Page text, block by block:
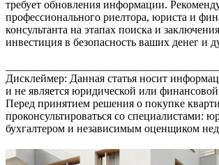
требует обновления информации.
профессионального риелтора, юриста и
консультанта на этапах поиска и
инвестиция в безопасность ваших денег и
Дисклеймер: Данная статья носит
и не является юридической или финансовой
Перед принятием решения о покупке
проконсультироваться со специалистами:
бухгалтером и независимым оценщиком